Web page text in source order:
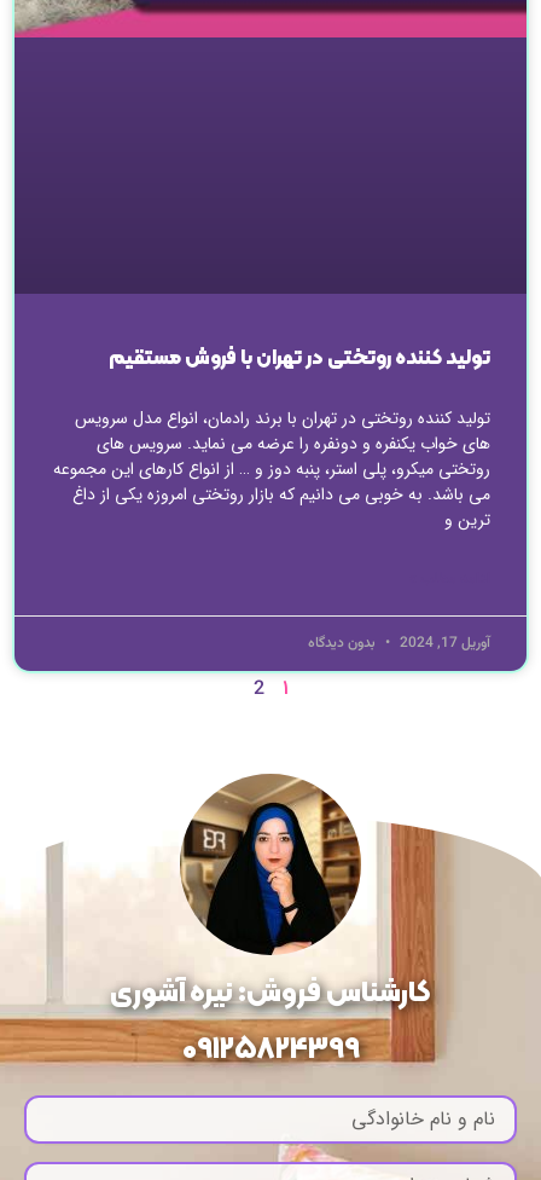
تولید کننده روتختی در تهران با فروش مستقیم
تولید کننده روتختی در تهران با برند رادمان، انواع مدل سرویس
های خواب یکنفره و دونفره را عرضه می نماید. سرویس های
روتختی میکرو، پلی استر، پنبه دوز و … از انواع کارهای این مجموعه
می باشد. به خوبی می دانیم که بازار روتختی امروزه یکی از داغ
ترین و
آوریل 17, 2024 بدون دیدگاه
1
2
کارشناس فروش: نیره آشوری
09125824399